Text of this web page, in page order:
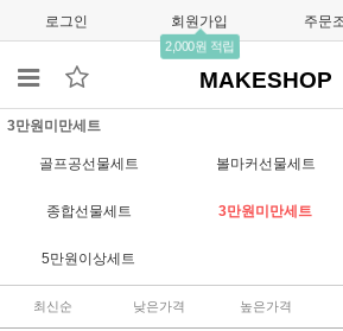
로그인 회원가입
2,000원 적립
주문
MAKESHOP
3만원미만세트
골프공선물세트 볼마커선물세트
종합선물세트 3만원미만세트
5만원이상세트
최신순 낮은가격 높은가격